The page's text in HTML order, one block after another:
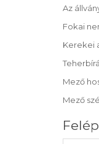
Az
Fokai
Kerekei
Mező
Mező